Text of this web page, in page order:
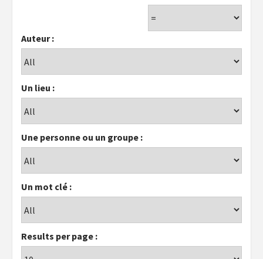
Auteur :
Un lieu :
Une personne ou un groupe :
Un mot clé :
Results per page :